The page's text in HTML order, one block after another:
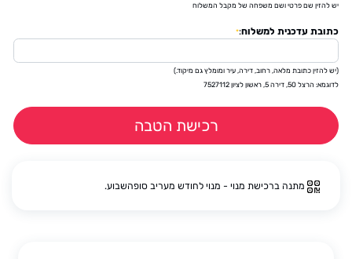
יש להזין שם פרטי ושם משפחה של מקבל המשלוח
כתובת עדכנית למשלוח:
*
(יש להזין כתובת מלאה, רחוב, דירה, עיר ומומלץ גם מיקוד.)
לדוגמא: הרצל 50, דירה 5, ראשון לציון 7527112
רכישת הטבה
מתנה ברכישת מנוי - מנוי לחודש מעריב סופהשבוע.